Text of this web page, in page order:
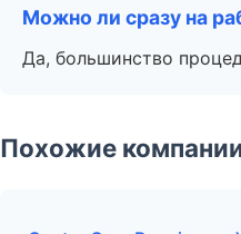
Можно ли сразу на
Да, большинство
Похожие